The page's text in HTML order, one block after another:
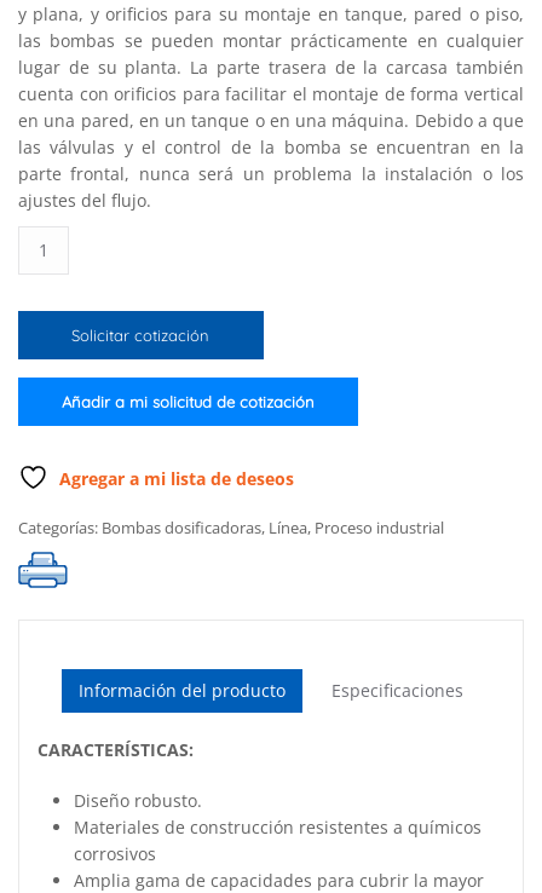
y plana, y orificios para su montaje en tanque, pared o piso,
las bombas se pueden montar prácticamente en cualquier
lugar de su planta. La parte trasera de la carcasa también
cuenta con orificios para facilitar el montaje de forma vertical
en una pared, en un tanque o en una máquina. Debido a que
las válvulas y el control de la bomba se encuentran en la
parte frontal, nunca será un problema la instalación o los
ajustes del flujo.
dosificadora
2.9
115
cantidad
Solicitar cotización
Añadir a mi solicitud de cotización
Agregar a mi lista de deseos
Categorías: Bombas dosificadoras, Línea, Proceso industrial
Información del producto Especificaciones
CARACTERÍSTICAS:
Diseño robusto.
Materiales de construcción resistentes a químicos
corrosivos
Amplia gama de capacidades para cubrir la mayor